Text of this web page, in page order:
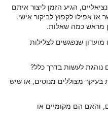
הגיע הזמן ליצור איתם
אפילו לקפוץ לביקור אישי.
מראש כמה שאלות.
שנפגשים לצלילות
נוהגת לעשות בדרך כלל?
מצוללים מנוסים, או שיש
והאם הם מקומיים או